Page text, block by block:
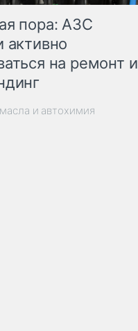
пора: АЗС
активно
на ремонт и
и автохимия